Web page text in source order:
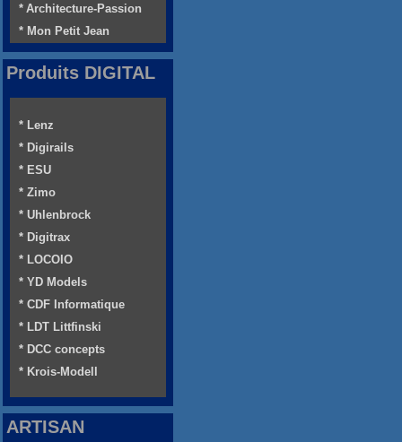
* Architecture-Passion
* Mon Petit Jean
Produits DIGITAL
* Lenz
* Digirails
* ESU
* Zimo
* Uhlenbrock
* Digitrax
* LOCOIO
* YD Models
* CDF Informatique
* LDT Littfinski
* DCC concepts
* Krois-Modell
ARTISAN